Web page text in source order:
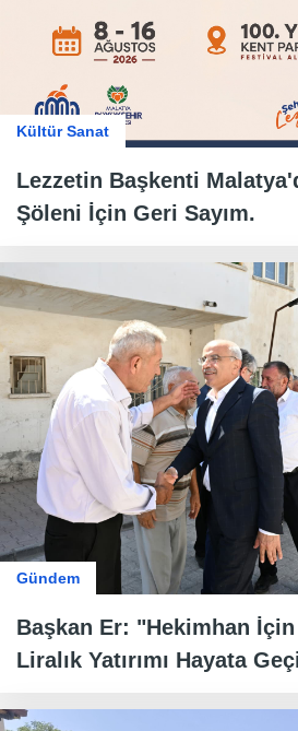
Kültür Sanat
Lezzetin Başkenti
Şöleni İçin Geri Sayım.
Gündem
Başkan Er: "Hekimhan
Liralık Yatırımı Hayata